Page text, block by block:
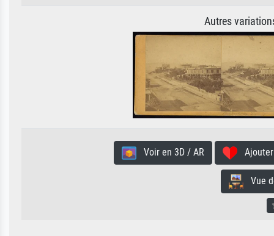
Autres
Voir en 3D / AR
Vue